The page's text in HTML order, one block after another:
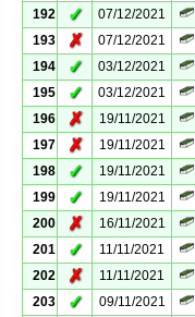
192
✓ 07/12/2021
193
✗ 07/12/2021
194
✓ 03/12/2021
195
✓ 03/12/2021
196
✗ 19/11/2021
197
✗ 19/11/2021
198
✓ 19/11/2021
199
✓ 19/11/2021
200
✗ 16/11/2021
201
✓ 11/11/2021
202
✗ 11/11/2021
203
✓ 09/11/2021